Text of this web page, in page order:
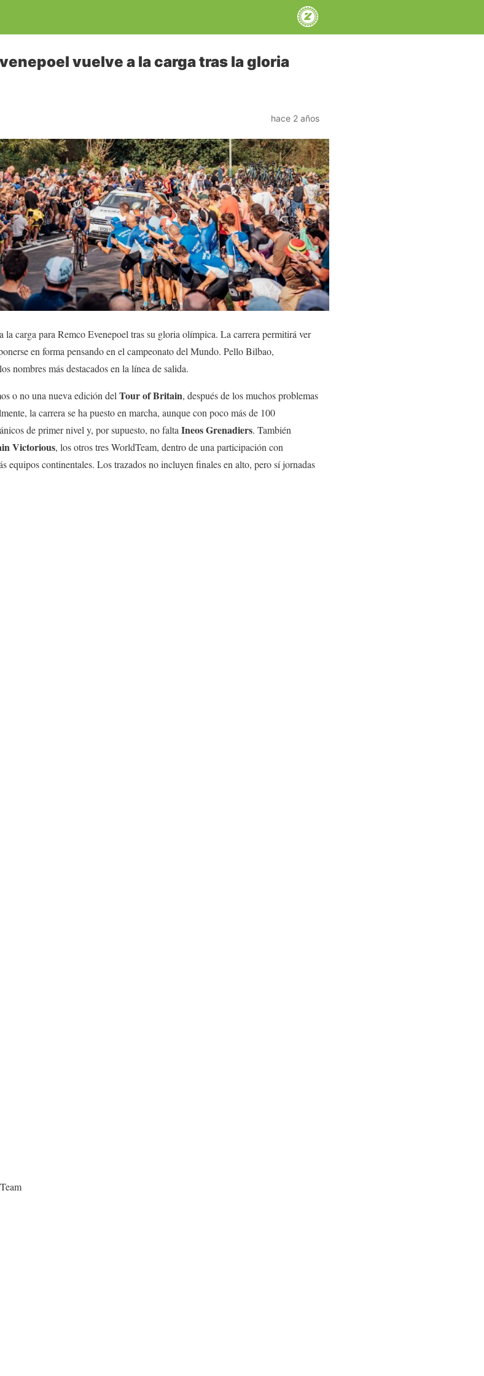
vuelve a la carga tras la gloria
hace 2 años
carga para Remco Evenepoel tras su gloria olímpica. La carrera permitirá ver
en forma pensando en el campeonato del Mundo. Pello Bilbao,
nombres más destacados en la línea de salida.
o no una nueva edición del Tour of Britain, después de los muchos problemas
la carrera se ha puesto en marcha, aunque con poco más de 100
de primer nivel y, por supuesto, no falta Ineos Grenadiers. También
Victorious, los otros tres WorldTeam, dentro de una participación con
equipos continentales. Los trazados no incluyen finales en alto, pero sí jornadas